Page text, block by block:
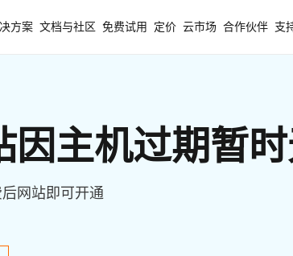
方案 文档与社区 免费试用 定价 云市场 合作伙伴 支
因主机过期暂
网站即可开通